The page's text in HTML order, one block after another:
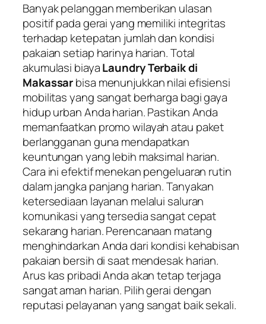
Banyak pelanggan memberikan ulasan
positif pada gerai yang memiliki integritas
terhadap ketepatan jumlah dan kondisi
pakaian setiap harinya harian. Total
akumulasi biayaLaundry Terbaik di
Makassarbisa menunjukkan nilai efisiensi
mobilitas yang sangat berharga bagi gaya
hidup urban Anda harian. Pastikan Anda
memanfaatkan promo wilayah atau paket
berlangganan guna mendapatkan
keuntungan yang lebih maksimal harian.
Cara ini efektif menekan pengeluaran rutin
dalam jangka panjang harian. Tanyakan
ketersediaan layanan melalui saluran
komunikasi yang tersedia sangat cepat
sekarang harian. Perencanaan matang
menghindarkan Anda dari kondisi kehabisan
pakaian bersih di saat mendesak harian.
Arus kas pribadi Anda akan tetap terjaga
sangat aman harian. Pilih gerai dengan
reputasi pelayanan yang sangat baik sekali.